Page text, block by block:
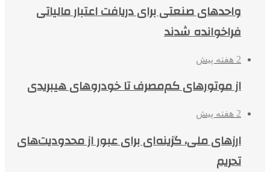
واحدهای صنعتی برای دریافت اعتبار مالیاتی
فراخوانده شدند
2 هفته پیش
از موتورهای کم‌مصرف تا خودروهای هیبریدی
2 هفته پیش
ارزهای ملی، گزینه‌ای برای عبور از محدودیت‌های
تحریم